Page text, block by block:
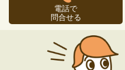
電話で
問合せる